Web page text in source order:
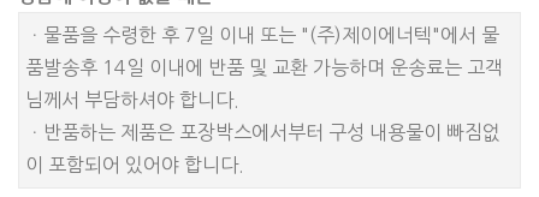
ㆍ물품을 수령한 후 7일 이내 또는 "(주)제이에너텍"에서 물
품발송후 14일 이내에 반품 및 교환 가능하며 운송료는 고객
님께서 부담하셔야 합니다.
ㆍ반품하는 제품은 포장박스에서부터 구성 내용물이 빠짐없
이 포함되어 있어야 합니다.